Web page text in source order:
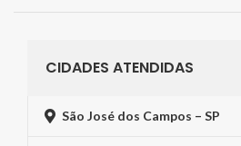
CIDADES ATENDIDAS
São José dos Campos – SP